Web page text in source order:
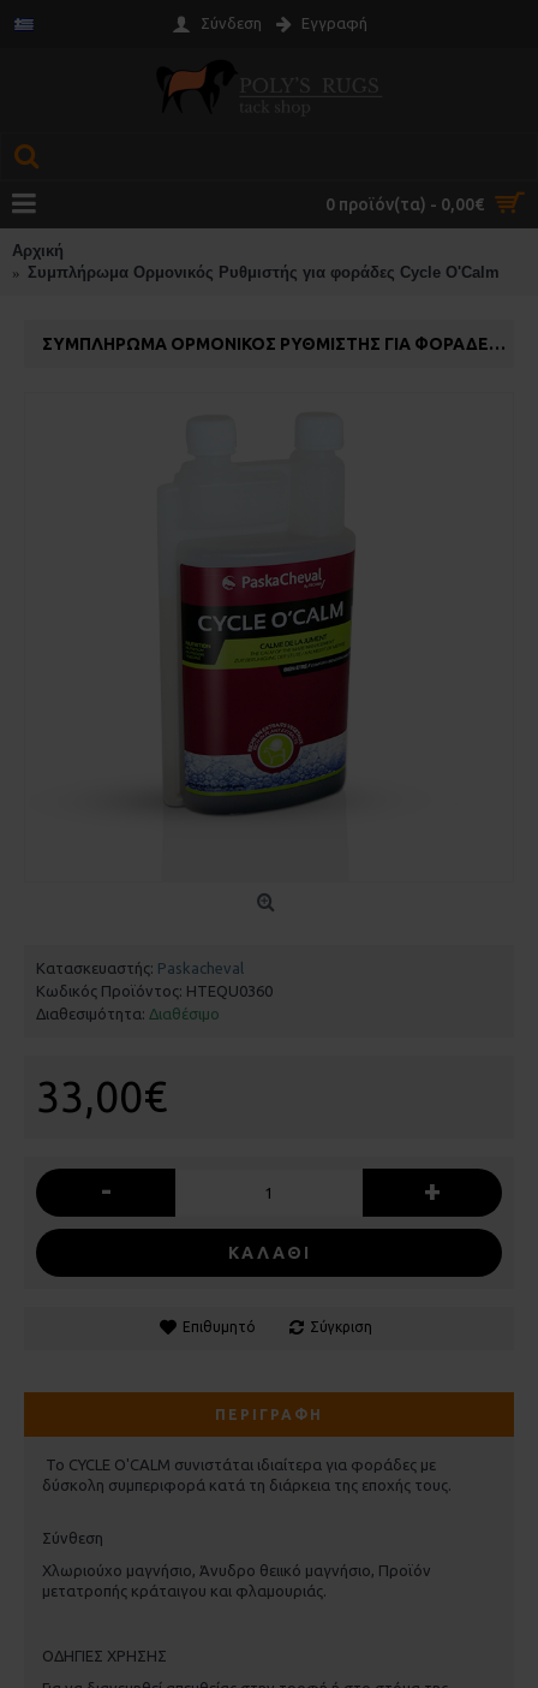
Σύνδεση Εγγραφή
0 προϊόν(τα) - 0,00€
Αρχική
Συμπλήρωμα Ορμονικός Ρυθμιστής για φοράδες Cycle O'Calm
ΣΥΜΠΛΉΡΩΜΑ ΟΡΜΟΝΙΚΌΣ ΡΥΘΜΙΣΤΉΣ ΓΙΑ ΦΟΡΆΔΕΣ CYCLE O'CALM
Κατασκευαστής: Paskacheval
Κωδικός Προϊόντος: HTEQU0360
Διαθεσιμότητα: Διαθέσιμο
33,00€
- +
ΚΑΛΆΘΙ
Επιθυμητό Σύγκριση
ΠΕΡΙΓΡΑΦΉ
Το CYCLE O'CALM συνιστάται ιδιαίτερα για φοράδες με
δύσκολη συμπεριφορά κατά τη διάρκεια της εποχής τους.
Σύνθεση
Χλωριούχο μαγνήσιο, Άνυδρο θειικό μαγνήσιο, Προϊόν
μετατροπής κράταιγου και φλαμουριάς.
ΟΔΗΓΙΕΣ ΧΡΗΣΗΣ